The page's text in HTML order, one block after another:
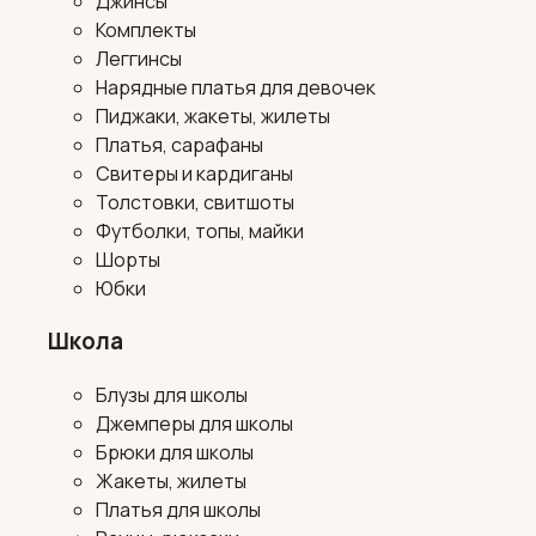
Комплекты
Леггинсы
Нарядные платья для девочек
Пиджаки, жакеты, жилеты
Платья, сарафаны
Свитеры и кардиганы
Толстовки, свитшоты
Футболки, топы, майки
Шорты
Юбки
Школа
Блузы для школы
Джемперы для школы
Брюки для школы
Жакеты, жилеты
Платья для школы